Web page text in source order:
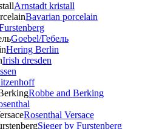
Arnstadt kristall
Bavarian porcelain
Goebel/Гебель
Hering Berlin
Irish dresden
Robbe and Berking
Rosenthal Versace
Sieger by Furstenberg